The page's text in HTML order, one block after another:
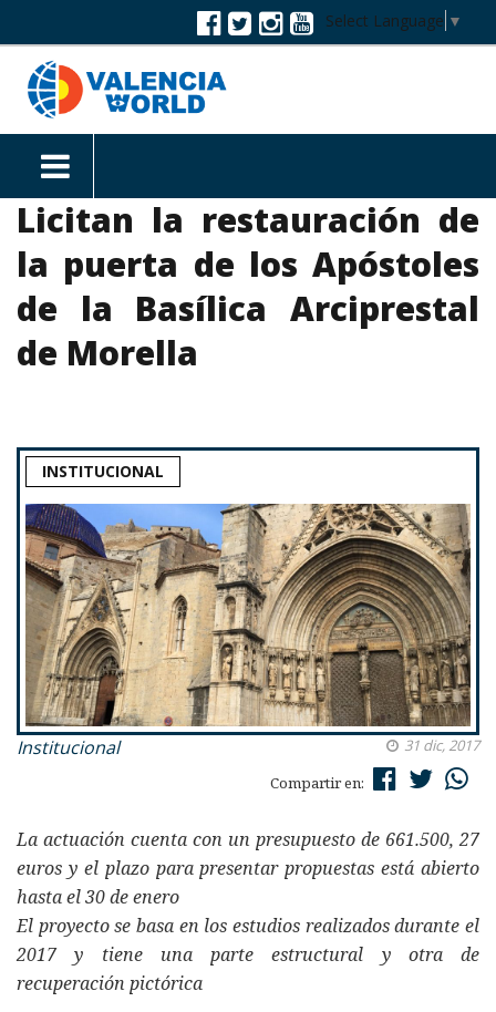
Select Language ▼
Licitan la restauración de
la puerta de los Apóstoles
de la Basílica Arciprestal
de Morella
INSTITUCIONAL
Institucional
31 dic, 2017
Compartir en:
La actuación cuenta con un presupuesto de 661.500, 27
euros y el plazo para presentar propuestas está abierto
hasta el 30 de enero
El proyecto se basa en los estudios realizados durante el
2017 y tiene una parte estructural y otra de
recuperación pictórica